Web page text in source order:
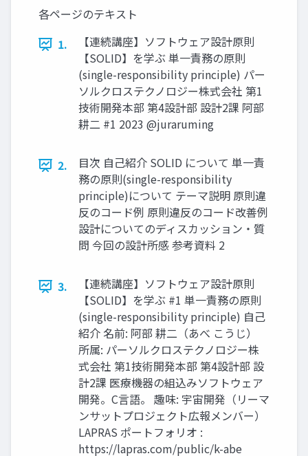
各ページのテキスト
1.
【連続講座】ソフトウェア設計原則
【SOLID】を学ぶ 単一責務の原則
(single-responsibility principle) パー
ソルクロステクノロジー株式会社 第1
技術開発本部 第4設計部 設計2課 阿部
耕二 #1 2023 @juraruming
2.
目次 自己紹介 SOLID について 単一責
務の原則(single-responsibility
principle)について テーマ説明 原則違
反のコード例 原則違反のコード改善例
設計についてのディスカッション・質
問 今回の設計所感 参考資料 2
3.
【連続講座】ソフトウェア設計原則
【SOLID】を学ぶ #1 単一責務の原則
(single-responsibility principle) 自己
紹介 名前: 阿部 耕二（あべ こうじ）
所属: パーソルクロステクノロジー株
式会社 第1技術開発本部 第4設計部 設
計2課 医療機器の組込みソフトウェア
開発。C言語。 趣味: 宇宙開発（リーマ
ンサットプロジェクト広報メンバー）
LAPRAS ポートフォリオ :
https://lapras.com/public/k-abe